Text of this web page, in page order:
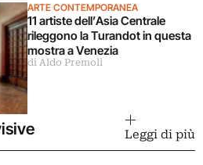
ARTE CONTEMPORANEA
11 artiste dell’Asia Centrale
rileggono la Turandot in questa
mostra a Venezia
di Aldo Premoli
Leggi di più